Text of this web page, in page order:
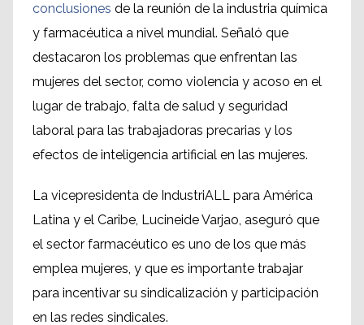
conclusiones de la reunión de la industria química
y farmacéutica a nivel mundial. Señaló que
destacaron los problemas que enfrentan las
mujeres del sector, como violencia y acoso en el
lugar de trabajo, falta de salud y seguridad
laboral para las trabajadoras precarias y los
efectos de inteligencia artificial en las mujeres.
La vicepresidenta de IndustriALL para América
Latina y el Caribe, Lucineide Varjao, aseguró que
el sector farmacéutico es uno de los que más
emplea mujeres, y que es importante trabajar
para incentivar su sindicalización y participación
en las redes sindicales.